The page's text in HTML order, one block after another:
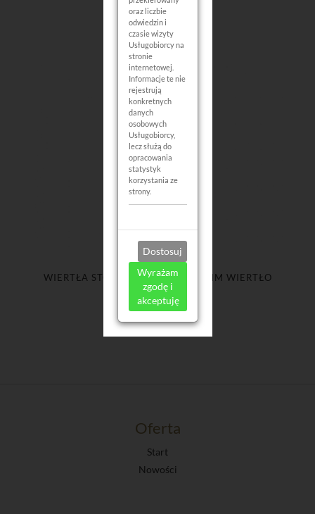
METALU STALI
WIERTŁA STOPNIOWE 3SZT 4-32MM WIERTŁO
ROZWIERTAK
Oferta
Start
Nowości
oraz liczbie
odwiedzin i
czasie wizyty
Usługobiorcy na
stronie
internetowej.
Informacje te nie
rejestrują
konkretnych
danych
osobowych
Usługobiorcy,
lecz służą do
opracowania
statystyk
korzystania ze
strony.
Dostosuj
Wyrażam
zgodę i
akceptuję